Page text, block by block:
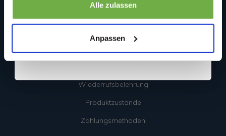
Alle zulassen
Anpassen
Informationen
Wiederrufsbelehrung
Produktzustände
Zahlungsmethoden
Sicher dir 5 € Rabatt
Wenn du dich anmeldest, erklärst du dich damit einverstanden, Angebote
erhalten. Außerdem stimmst du unserer
Datenschutzerklärung